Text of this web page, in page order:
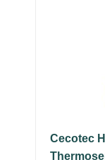
Cecotec